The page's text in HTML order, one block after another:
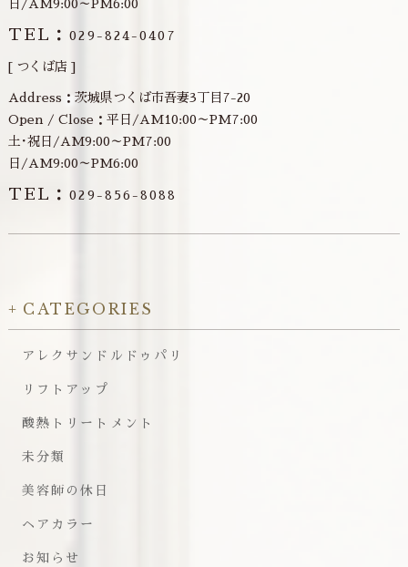
日/AM9:00～PM6:00
TEL：029-824-0407
[ つくば店 ]
Address：茨城県つくば市吾妻3丁目7-20
Open / Close：平日/AM10:00～PM7:00
土･祝日/AM9:00～PM7:00
日/AM9:00～PM6:00
TEL：029-856-8088
CATEGORIES
アレクサンドルドゥパリ
リフトアップ
酸熱トリートメント
未分類
美容師の休日
ヘアカラー
お知らせ